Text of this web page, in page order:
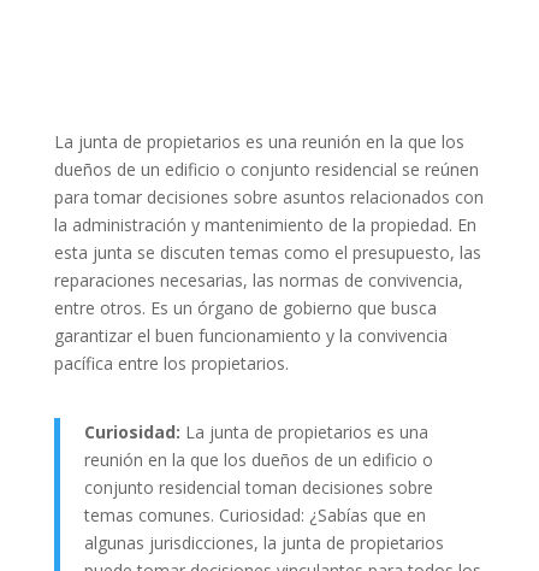
La junta de propietarios es una reunión en la que los
dueños de un edificio o conjunto residencial se reúnen
para tomar decisiones sobre asuntos relacionados con
la administración y mantenimiento de la propiedad. En
esta junta se discuten temas como el presupuesto, las
reparaciones necesarias, las normas de convivencia,
entre otros. Es un órgano de gobierno que busca
garantizar el buen funcionamiento y la convivencia
pacífica entre los propietarios.
Curiosidad: La junta de propietarios es una
reunión en la que los dueños de un edificio o
conjunto residencial toman decisiones sobre
temas comunes. Curiosidad: ¿Sabías que en
algunas jurisdicciones, la junta de propietarios